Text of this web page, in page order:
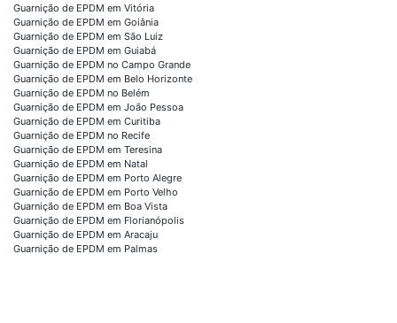
Guarnição de EPDM em Vitória
Guarnição de EPDM em Goiânia
Guarnição de EPDM em São Luiz
Guarnição de EPDM em Guiabá
Guarnição de EPDM no Campo Grande
Guarnição de EPDM em Belo Horizonte
Guarnição de EPDM no Belém
Guarnição de EPDM em João Pessoa
Guarnição de EPDM em Curitiba
Guarnição de EPDM no Recife
Guarnição de EPDM em Teresina
Guarnição de EPDM em Natal
Guarnição de EPDM em Porto Alegre
Guarnição de EPDM em Porto Velho
Guarnição de EPDM em Boa Vista
Guarnição de EPDM em Florianópolis
Guarnição de EPDM em Aracaju
Guarnição de EPDM em Palmas